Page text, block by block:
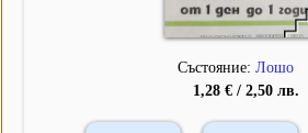
Състояние: Лошо
1,28 € / 2,50 лв.